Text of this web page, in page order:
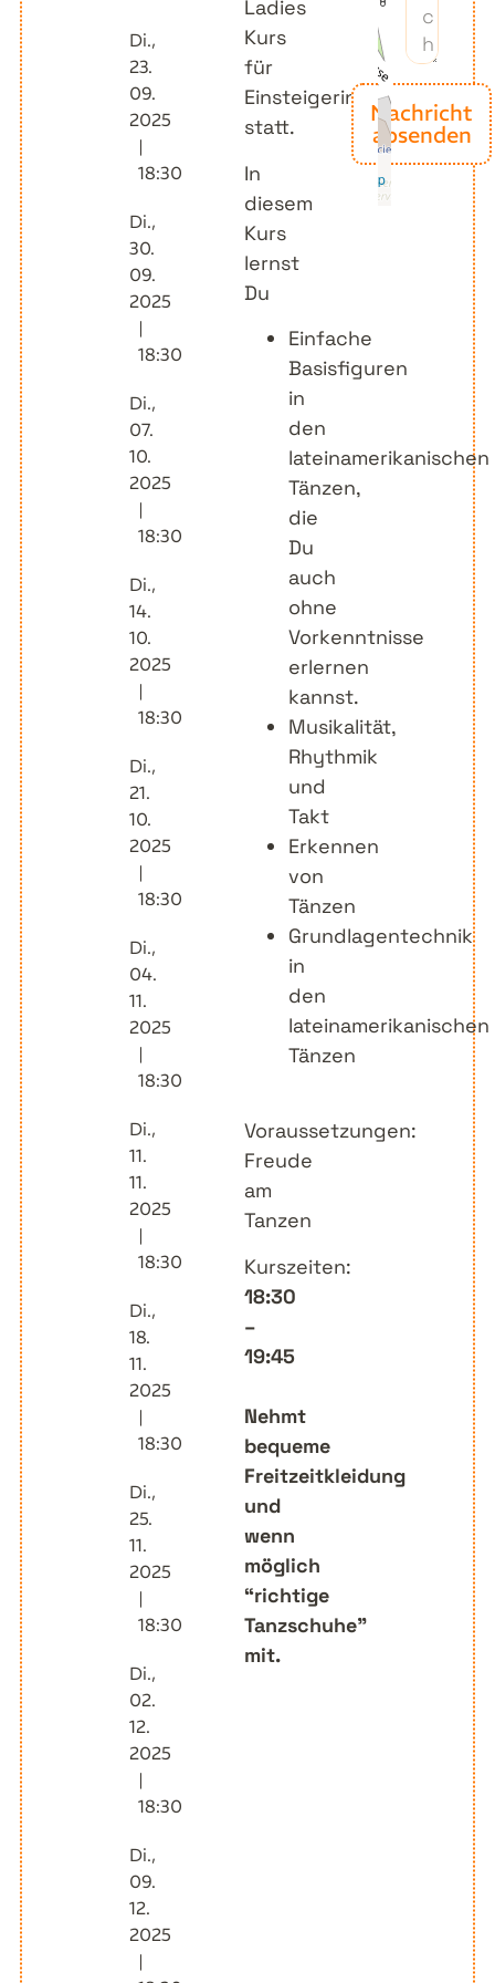
Di.,
23.
09.
2025
|
18:30
Di.,
30.
09.
2025
|
18:30
Di.,
07.
10.
2025
|
18:30
Di.,
14.
10.
2025
|
18:30
Di.,
21.
10.
2025
|
18:30
Di.,
04.
11.
2025
|
18:30
Di.,
11.
11.
2025
|
18:30
Di.,
18.
11.
2025
|
18:30
Di.,
25.
11.
2025
|
18:30
Di.,
02.
12.
2025
|
18:30
Di.,
09.
12.
2025
|
Ladies
Kurs
für
Einsteigerinnen
statt.
In
diesem
Kurs
lernst
Du
Einfache
Basisfiguren
in
den
lateinamerikanischen
Tänzen,
die
Du
auch
ohne
Vorkenntnisse
erlernen
kannst.
Musikalität,
Rhythmik
und
Takt
Erkennen
von
Tänzen
Grundlagentechnik
in
den
lateinamerikanischen
Tänzen
Voraussetzungen:
Freude
am
Tanzen
Kurszeiten:
18:30
–
19:45
Nehmt
bequeme
Freitzeitkleidung
und
wenn
möglich
“richtige
Tanzschuhe”
mit.
|©
OpenStreetMap
contributors
Nachricht
absenden